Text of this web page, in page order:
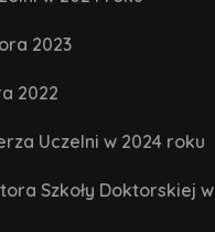
2023
2022
Uczelni w 2024 roku
Szkoły Doktorskiej w